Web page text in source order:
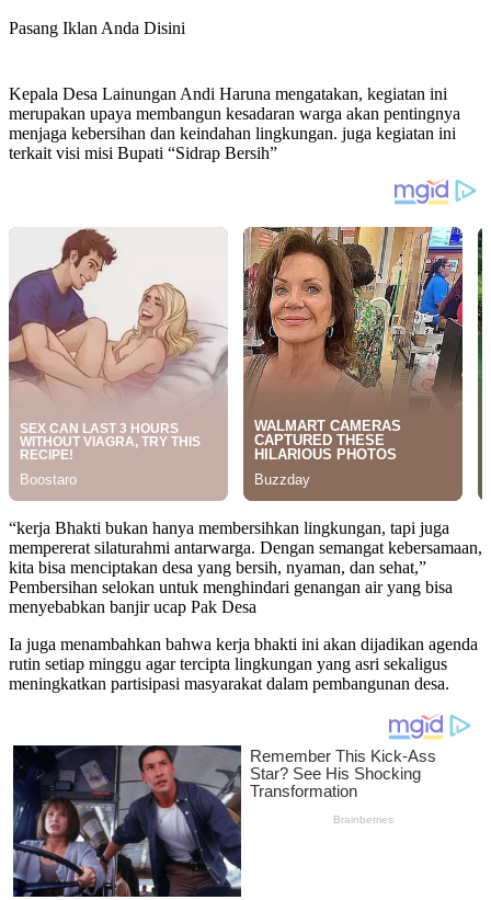
Pasang Iklan Anda Disini
Kepala Desa Lainungan Andi Haruna mengatakan, kegiatan ini
merupakan upaya membangun kesadaran warga akan pentingnya
menjaga kebersihan dan keindahan lingkungan. juga kegiatan ini
terkait visi misi Bupati “Sidrap Bersih”
“kerja Bhakti bukan hanya membersihkan lingkungan, tapi juga
mempererat silaturahmi antarwarga. Dengan semangat kebersamaan,
kita bisa menciptakan desa yang bersih, nyaman, dan sehat,”
Pembersihan selokan untuk menghindari genangan air yang bisa
menyebabkan banjir ucap Pak Desa
Ia juga menambahkan bahwa kerja bhakti ini akan dijadikan agenda
rutin setiap minggu agar tercipta lingkungan yang asri sekaligus
meningkatkan partisipasi masyarakat dalam pembangunan desa.